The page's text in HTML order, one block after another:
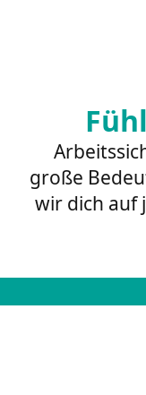
große
wir dich auf